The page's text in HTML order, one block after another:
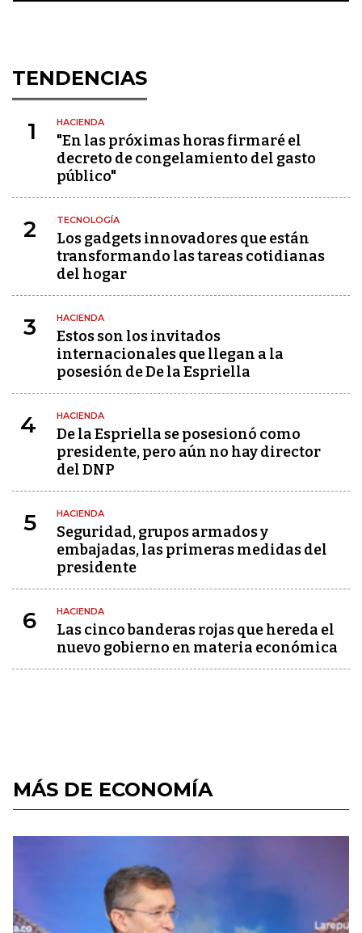
TENDENCIAS
1 HACIENDA
"En las próximas horas firmaré el
decreto de congelamiento del gasto
público"
2 TECNOLOGÍA
Los gadgets innovadores que están
transformando las tareas cotidianas
del hogar
3 HACIENDA
Estos son los invitados
internacionales que llegan a la
posesión de De la Espriella
4 HACIENDA
De la Espriella se posesionó como
presidente, pero aún no hay director
del DNP
5 HACIENDA
Seguridad, grupos armados y
embajadas, las primeras medidas del
presidente
6 HACIENDA
Las cinco banderas rojas que hereda el
nuevo gobierno en materia económica
MÁS DE ECONOMÍA